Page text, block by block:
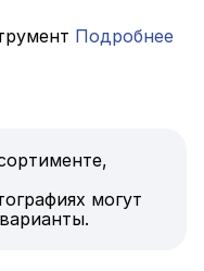
Подробнее
могут